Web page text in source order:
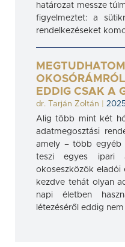
határozat messze
figyelmeztet: a
rendelkezéseket
EDDIG CSAK A
dr. Tarján Zoltán
Alig több mint két
adatmegosztási
amely – több egyéb
teszi egyes ipari
okoseszközök eladói
kezdve tehát olyan
napi életben
létezéséről eddig